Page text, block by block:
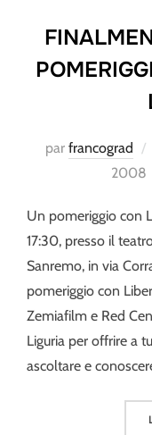
par francograd
2008
Un pomeriggio con
17:30, presso il
Sanremo, in via
pomeriggio con
Zemiafilm e Red
Liguria per offrire a
ascoltare e